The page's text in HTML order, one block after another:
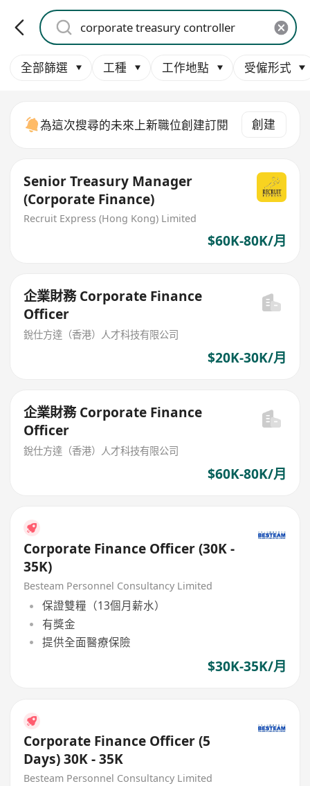
全部篩選 工種 工作地點 受僱形式
為這次搜尋的未來上新職位創建訂閱 創建
Senior Treasury Manager
(Corporate Finance)
Recruit Express (Hong Kong) Limited
$60K-80K/月
企業財務 Corporate Finance
Officer
銳仕方達（香港）人才科技有限公司
$20K-30K/月
企業財務 Corporate Finance
Officer
銳仕方達（香港）人才科技有限公司
$60K-80K/月
Corporate Finance Officer (30K -
35K)
Besteam Personnel Consultancy Limited
保證雙糧（13個月薪水）
有獎金
提供全面醫療保險
$30K-35K/月
Corporate Finance Officer (5
Days) 30K - 35K
Besteam Personnel Consultancy Limited